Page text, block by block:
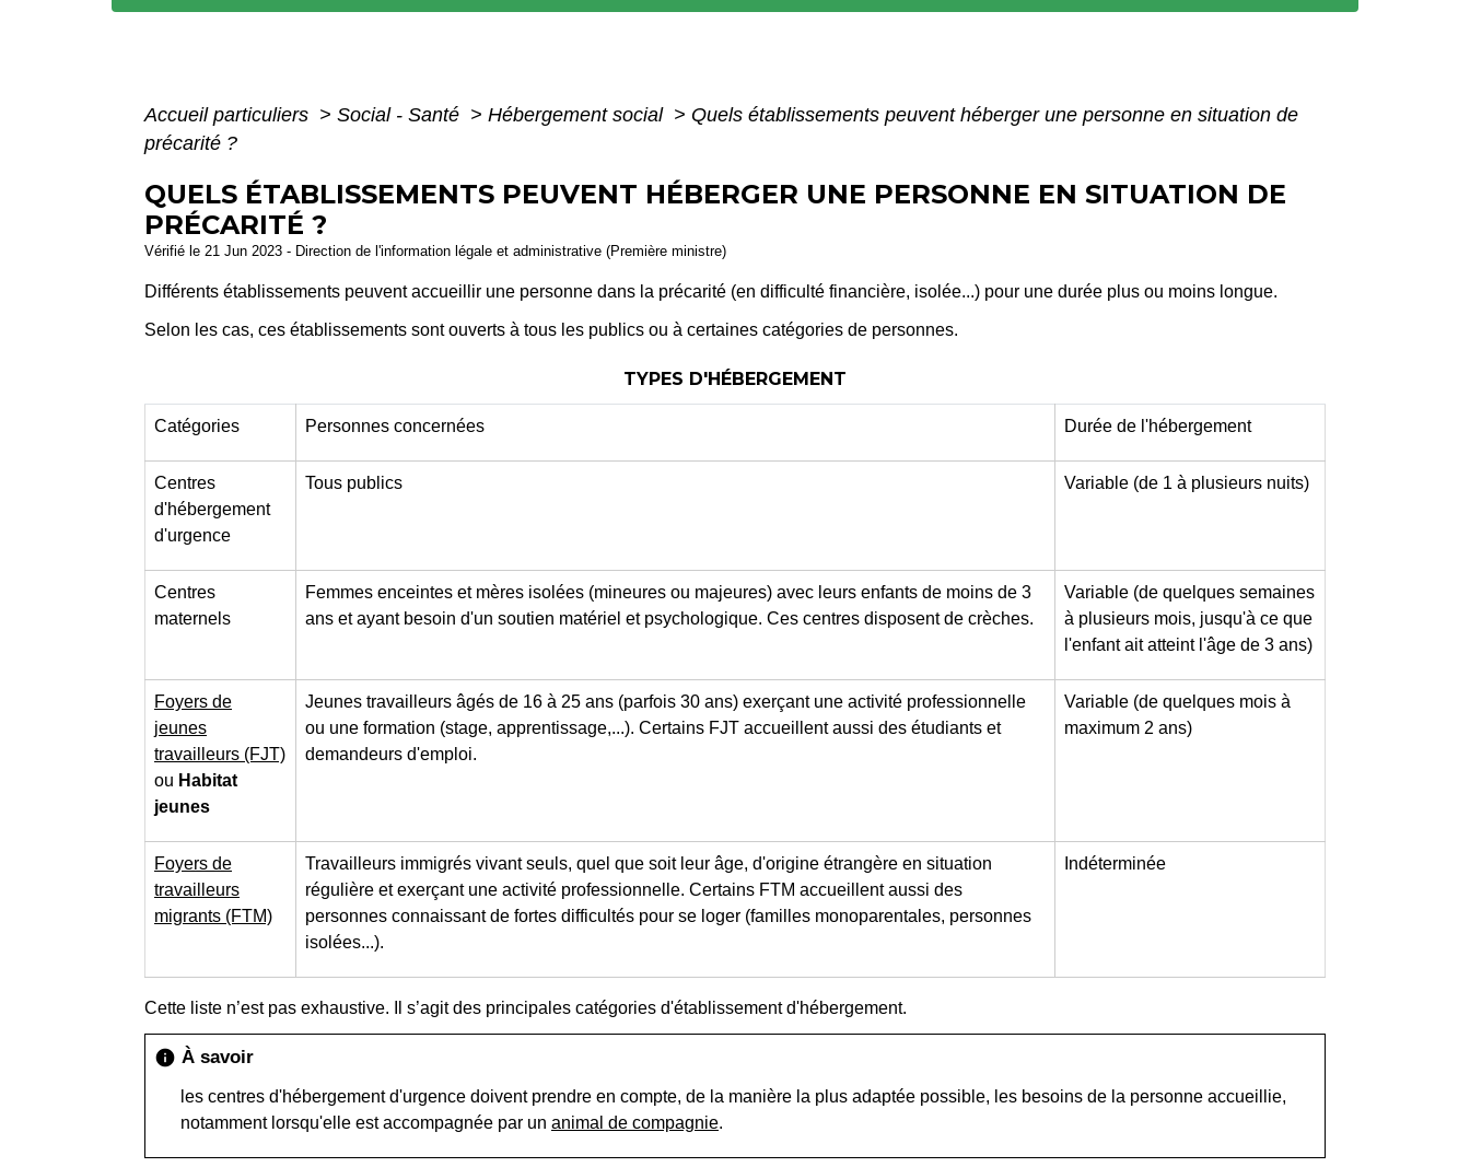
Accueil particuliers > Social - Santé > Hébergement social > Quels établissements peuvent héberger une personne en situation de
précarité ?
QUELS ÉTABLISSEMENTS PEUVENT HÉBERGER UNE PERSONNE EN SITUATION DE
PRÉCARITÉ ?
Vérifié le 21 Jun 2023 - Direction de l'information légale et administrative (Première ministre)
Différents établissements peuvent accueillir une personne dans la précarité (en difficulté financière, isolée...) pour une durée plus ou moins longue.
Selon les cas, ces établissements sont ouverts à tous les publics ou à certaines catégories de personnes.
TYPES D'HÉBERGEMENT
Catégories Personnes concernées Durée de l'hébergement
Centres
d'hébergement
d'urgence
Tous publics Variable (de 1 à plusieurs nuits)
Centres
maternels
Femmes enceintes et mères isolées (mineures ou majeures) avec leurs enfants de moins de 3
ans et ayant besoin d'un soutien matériel et psychologique. Ces centres disposent de crèches.
Variable (de quelques semaines
à plusieurs mois, jusqu'à ce que
l'enfant ait atteint l'âge de 3 ans)
Foyers de
jeunes
travailleurs (FJT)
ou Habitat
jeunes
Jeunes travailleurs âgés de 16 à 25 ans (parfois 30 ans) exerçant une activité professionnelle
ou une formation (stage, apprentissage,...). Certains FJT accueillent aussi des étudiants et
demandeurs d'emploi.
Variable (de quelques mois à
maximum 2 ans)
Foyers de
travailleurs
migrants (FTM)
Travailleurs immigrés vivant seuls, quel que soit leur âge, d'origine étrangère en situation
régulière et exerçant une activité professionnelle. Certains FTM accueillent aussi des
personnes connaissant de fortes difficultés pour se loger (familles monoparentales, personnes
isolées...).
Indéterminée
Cette liste n’est pas exhaustive. Il s’agit des principales catégories d'établissement d'hébergement.
info À savoir
les centres d'hébergement d'urgence doivent prendre en compte, de la manière la plus adaptée possible, les besoins de la personne accueillie,
notamment lorsqu'elle est accompagnée par un animal de compagnie.